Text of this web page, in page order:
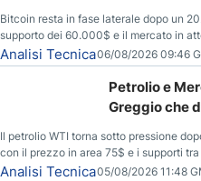
Bitcoin resta in fase laterale dopo un
supporto dei 60.000$ e il mercato in
USA ed elezioni di medio termine.
Analisi Tecnica06/08/2026 09:46
Petrolio e
Greggio che
Il petrolio WTI torna sotto pressione
con il prezzo in area 75$ e i supporti
ribasso potrà estendersi verso quota
Analisi Tecnica05/08/2026 11:48